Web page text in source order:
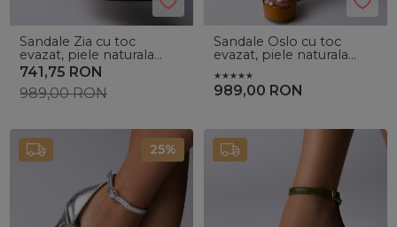
Sandale Zia cu toc
evazat, piele naturala
neagra si accesoriu
argintiu
741,75 RON
989,00RON
Sandale Oslo cu toc
evazat, piele naturala
989,00 RON
25%